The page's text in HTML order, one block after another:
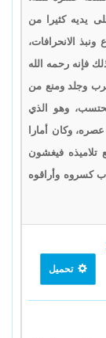
يديه كثيرا من
ونبذ الانحرافات،
فإنه رحمه الله
وجلد ومنع من
وهو الذي
وكان أمارا
تلاميذه فيغشون
كسروه وأراقوه
تحميل